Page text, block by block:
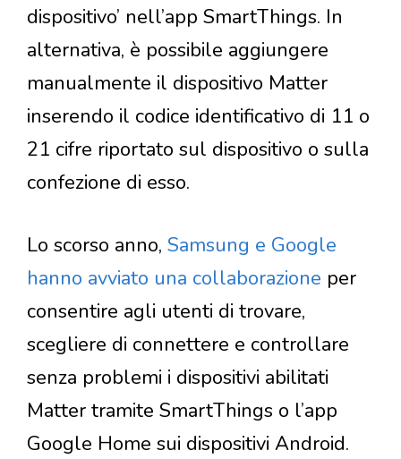
dispositivo’ nell’app SmartThings. In
alternativa, è possibile aggiungere
manualmente il dispositivo Matter
inserendo il codice identificativo di 11 o
21 cifre riportato sul dispositivo o sulla
confezione di esso.
Lo scorso anno, Samsung e Google
hanno avviato una collaborazione per
consentire agli utenti di trovare,
scegliere di connettere e controllare
senza problemi i dispositivi abilitati
Matter tramite SmartThings o l’app
Google Home sui dispositivi Android.